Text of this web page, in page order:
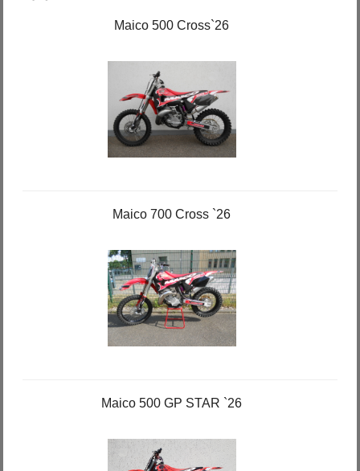
Maico 500 Cross`26
Maico 700 Cross `26
Maico 500 GP STAR `26